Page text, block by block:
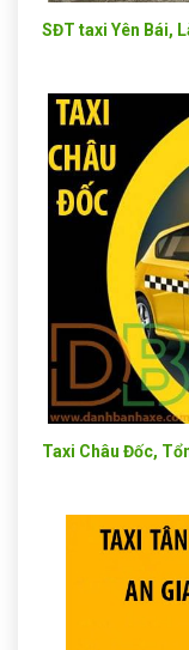
SĐT taxi Yên Bái,
Taxi Châu Đốc,